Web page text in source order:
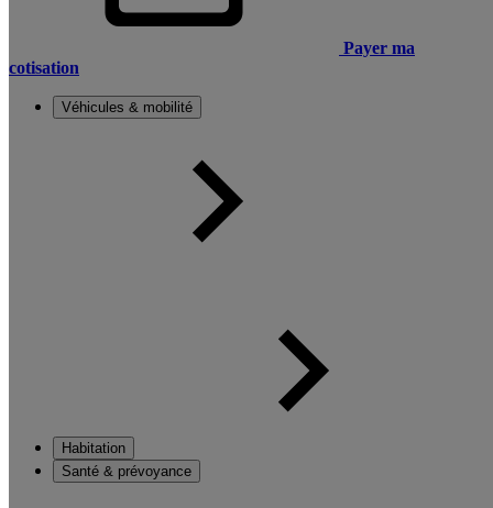
Payer ma
cotisation
Véhicules & mobilité
Habitation
Santé & prévoyance